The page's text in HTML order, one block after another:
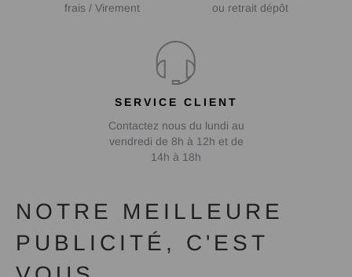
frais / Virement
ou retrait dépôt
SERVICE CLIENT
Contactez nous du lundi au
vendredi de 8h à 12h et de
14h à 18h
NOTRE MEILLEURE
PUBLICITÉ, C'EST